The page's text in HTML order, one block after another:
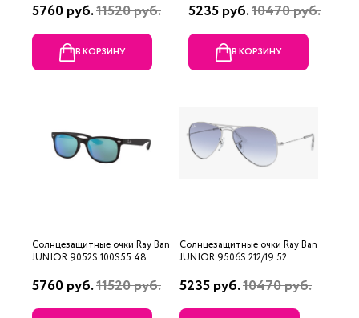
5760 руб.11520 руб.
В КОРЗИНУ
5235 руб.10470 руб.
В КОРЗИНУ
Солнцезащитные очки Ray Ban
JUNIOR 9052S 100S55 48
5760 руб.11520 руб.
Солнцезащитные очки Ray Ban
JUNIOR 9506S 212/19 52
5235 руб.10470 руб.